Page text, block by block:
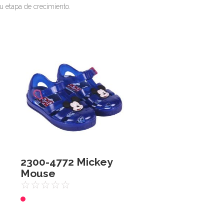
etapa de crecimiento.
2300-4772 Mickey
Mouse
☆☆☆☆☆